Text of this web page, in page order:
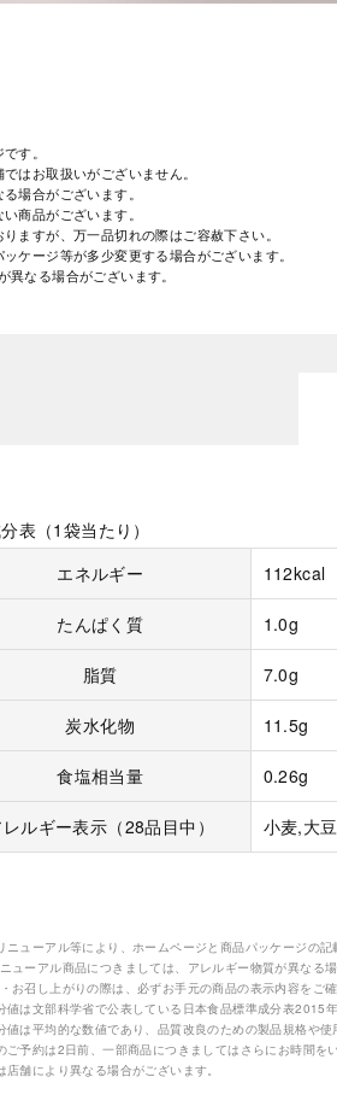
す。
はお取扱いがございません。
場合がございます。
商品がございます。
ますが、万一品切れの際はご容赦下さい。
ケージ等が多少変更する場合がございます。
なる場合がございます。
表（1袋当たり）
エネルギー
112kcal
たんぱく質 1.0g
脂質 7.0g
炭水化物 11.5g
食塩相当量 0.26g
ルギー表示（28品目中） 小麦,大
ニューアル等により、ホームページと商品パッケージの記
ューアル商品につきましては、アレルギー物質が異なる場
お召し上がりの際は、必ずお手元の商品の表示内容をご確
値は文部科学省で公表している日本食品標準成分表2015
値は平均的な数値であり、品質改良のための製品規格や
ご予約は2日前、一部商品につきましてはさらにお時間を
店舗により異なる場合がございます。